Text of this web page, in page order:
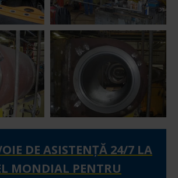
DE ASISTENŢĂ 24/7 LA
MONDIAL PENTRU